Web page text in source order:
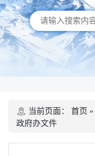
当前页面： 首页 »
政府办文件